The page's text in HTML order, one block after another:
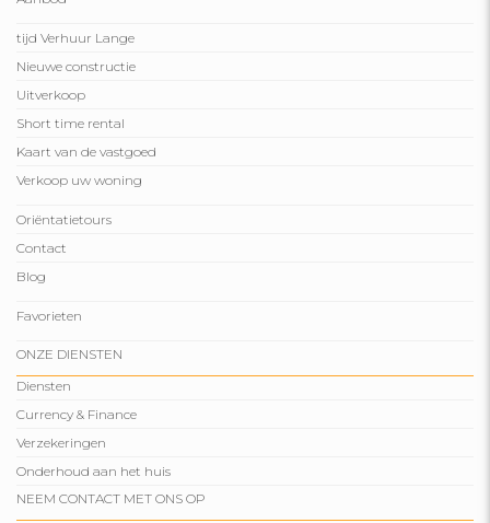
tijd Verhuur Lange
Nieuwe constructie
Uitverkoop
Short time rental
Kaart van de vastgoed
Verkoop uw woning
Oriëntatietours
Contact
Blog
Favorieten
ONZE DIENSTEN
Diensten
Currency & Finance
Verzekeringen
Onderhoud aan het huis
NEEM CONTACT MET ONS OP